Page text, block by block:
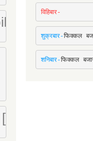
:
[Mobile :
विहिबार-
शुक्रबार-फिक्कल
शनिबार-फिक्कल